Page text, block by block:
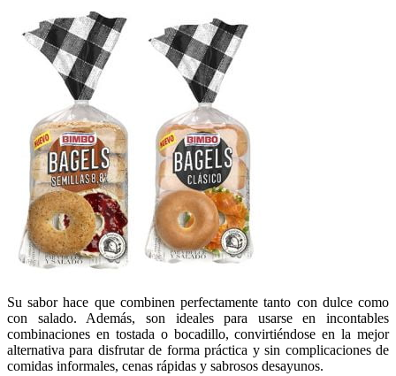
Su sabor hace que combinen perfectamente tanto con dulce como
con salado. Además, son ideales para usarse en incontables
combinaciones en tostada o bocadillo, convirtiéndose en la mejor
alternativa para disfrutar de forma práctica y sin complicaciones de
comidas informales, cenas rápidas y sabrosos desayunos.